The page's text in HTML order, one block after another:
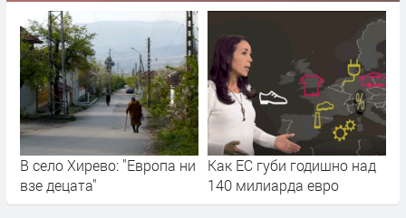
В село Хирево: "Европа ни
взе децата"
Как ЕС губи годишно над
140 милиарда евро